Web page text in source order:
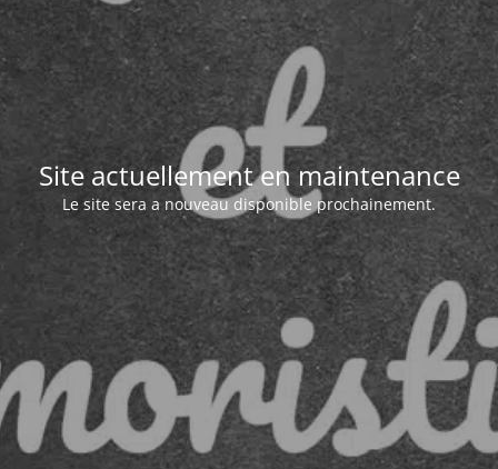
Site actuellement en maintenance
Le site sera a nouveau disponible prochainement.